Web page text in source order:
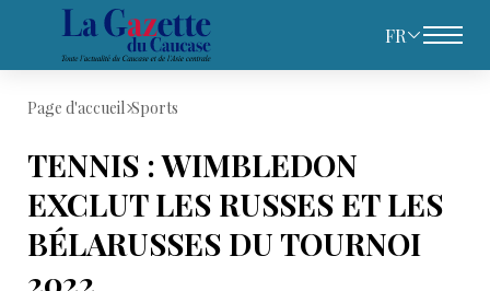
FR
Page d'accueil Sports
TENNIS : WIMBLEDON
EXCLUT LES RUSSES ET LES
BÉLARUSSES DU TOURNOI
2022